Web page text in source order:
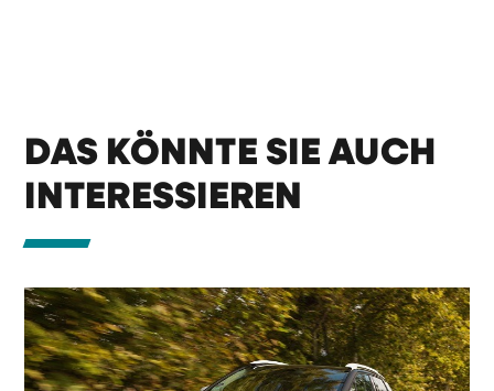
DAS KÖNNTE SIE AUCH
INTERESSIEREN